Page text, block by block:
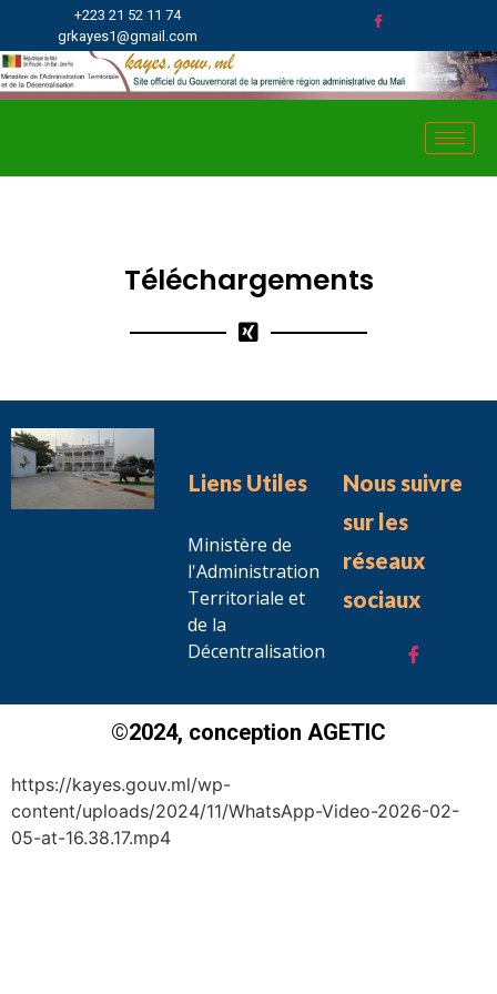
+223 21 52 11 74
grkayes1@gmail.com
Téléchargements
Liens Utiles
Ministère de
l'Administration
Territoriale et
de la
Décentralisation
Nous suivre
sur les
réseaux
sociaux
©2024, conception AGETIC
https://kayes.gouv.ml/wp-
content/uploads/2024/11/WhatsApp-Video-2026-02-
05-at-16.38.17.mp4